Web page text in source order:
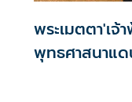
พระเมตตา'เจ้
พุทธศาสนาแ